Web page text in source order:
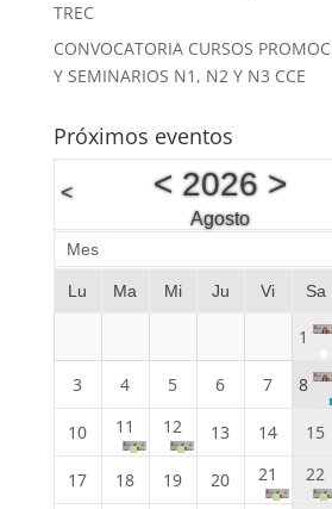
TREC
CONVOCATORIA CURSOS
Y SEMINARIOS N1, N2 Y N3 CCE
Próximos eventos
< < 2026>
Agosto
Mes
Lu Ma Mi Ju Vi Sa
1
3 4 5 6 7 8
10 11 12 13 14 15
17 18 19 20 21 22